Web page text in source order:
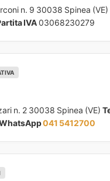
n. 9 30038 Spinea (VE)
IVA03068230279
n. 2 30038 Spinea (VE)
041 5412700